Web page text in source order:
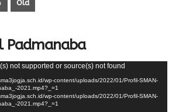
Old
Padmanaba
not supported or source(s) not found
wp-content/uploads/2022/01/Profil-SMAN-
2021.mp4?_=1
wp-content/uploads/2022/01/Profil-SMAN-
2021.mp4?_=1